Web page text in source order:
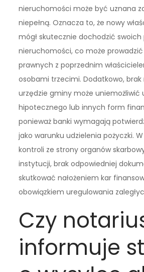
nieruchomości może być uznana
niepełną. Oznacza to, że nowy
mógł skutecznie dochodzić swoich
nieruchomości, co może
prawnych z poprzednim
osobami trzecimi. Dodatkowo,
urzędzie gminy może uniemożliwić
hipotecznego lub innych form
ponieważ banki wymagają
jako warunku udzielenia pożyczki.
kontroli ze strony organów
instytucji, brak odpowiedniej
skutkować nałożeniem kar
obowiązkiem uregulowania
Czy
informuje